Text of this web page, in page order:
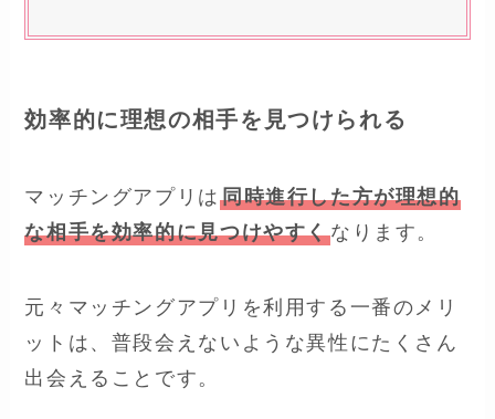
効率的に理想の相手を見つけられる
マッチングアプリは 同時進行した方が理想的
な相手を効率的に見つけやすくなります。
元々マッチングアプリを利用する一番のメリ
ットは、普段会えないような異性にたくさん
出会えることです。